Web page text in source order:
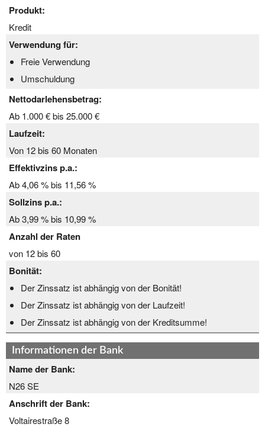
Produkt:
Kredit
Verwendung für:
Freie Verwendung
Umschuldung
Nettodarlehensbetrag:
Ab 1.000 € bis 25.000 €
Laufzeit:
Von 12 bis 60 Monaten
Effektivzins p.a.:
Ab 4,06 % bis 11,56 %
Sollzins p.a.:
Ab 3,99 % bis 10,99 %
Anzahl der Raten
von 12 bis 60
Bonität:
Der Zinssatz ist abhängig von der Bonität!
Der Zinssatz ist abhängig von der Laufzeit!
Der Zinssatz ist abhängig von der Kreditsumme!
Informationen der Bank
Name der Bank:
N26 SE
Anschrift der Bank:
Voltairestraße 8